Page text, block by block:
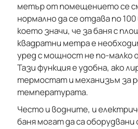
метър от помещението се
нормално да се отдава по
което значи, че за баня с
квадратни метра е
уред с мощност не по-малко
Тази функция е удобна, ако
термостат и механизъм за
температурата.
Често и водните, и
баня могат да са